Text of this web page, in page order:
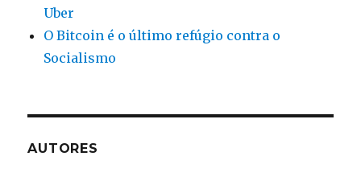
Uber
O Bitcoin é o último refúgio contra o
Socialismo
AUTORES